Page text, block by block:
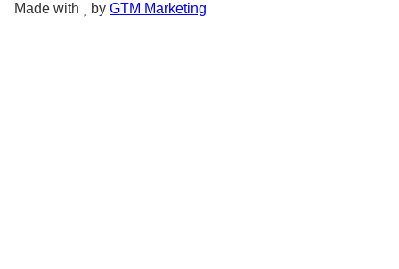
Made with
by GTM Marketing